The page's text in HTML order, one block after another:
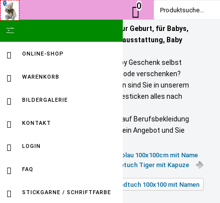
Personalisierte Geschenke zur Geburt, für Babys,
Kinder und Erwachsene. Babyausstattung, Baby
Onlineshop
Sie wollen ein bezahlbares Baby Geschenk selbst
personalisieren? Tolle Kindermode verschenken?
Unikate selbst gestalten? Dann sind Sie in unserem
Baby Online Shop richtig. Wir besticken alles nach
Selbst gestickte Firmenlogos auf Berufsbekleidung
sind kein Problem. Fordern Sie ein Angebot und Sie
0
ONLINE-SHOP
WARENKORB
BILDERGALERIE
KONTAKT
LOGIN
FAQ
STICKGARNE / SCHRIFTFARBE
Kapuzenhandtuch Drache blau 100x100cm mit Name
Kinderbadetuch Tiger mit Kapuze
Zurück zu: Kapuzenhandtuch 100x100 mit Namen